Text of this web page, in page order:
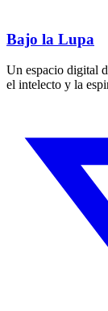
Bajo la Lupa
Un espacio digital
el intelecto y la